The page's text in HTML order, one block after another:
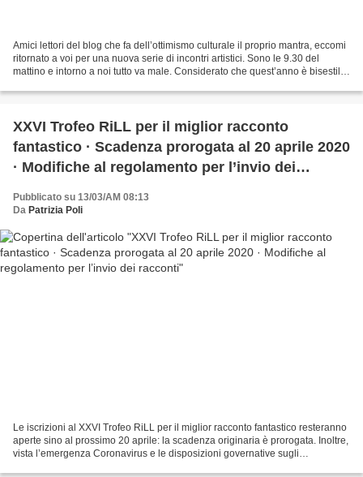
Amici lettori del blog che fa dell’ottimismo culturale il proprio mantra, eccomi
ritornato a voi per una nuova serie di incontri artistici. Sono le 9.30 del
mattino e intorno a noi tutto va male. Considerato che quest’anno è bisestile,
XXVI Trofeo RiLL per il miglior racconto
fantastico · Scadenza prorogata al 20 aprile 2020
· Modifiche al regolamento per l’invio dei
Pubblicato su 13/03/AM 08:13
Da Patrizia Poli
Le iscrizioni al XXVI Trofeo RiLL per il miglior racconto fantastico resteranno
aperte sino al prossimo 20 aprile: la scadenza originaria è prorogata. Inoltre,
vista l’emergenza Coronavirus e le disposizioni governative sugli